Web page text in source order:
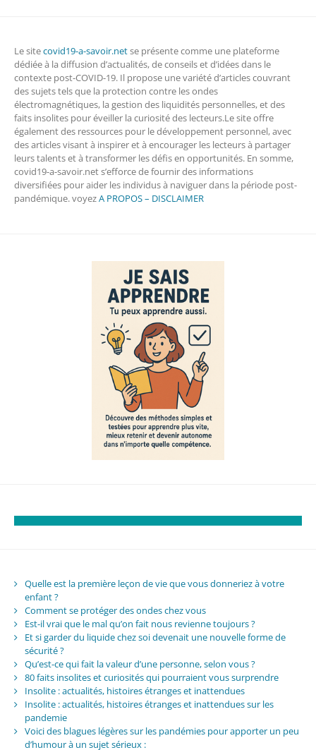
Le sitecovid19-a-savoir.netse présente comme une plateforme
dédiée à la diffusion d’actualités, de conseils et d’idées dans le
contexte post-COVID-19. Il propose une variété d’articles couvrant
des sujets tels que la protection contre les ondes
électromagnétiques, la gestion des liquidités personnelles, et des
faits insolites pour éveiller la curiosité des lecteurs.Le site offre
également des ressources pour le développement personnel, avec
des articles visant à inspirer et à encourager les lecteurs à partager
leurs talents et à transformer les défis en opportunités. En somme,
covid19-a-savoir.net s’efforce de fournir des informations
diversifiées pour aider les individus à naviguer dans la période post-
pandémique. voyezA PROPOS – DISCLAIMER
Quelle est la première leçon de vie que vous donneriez à votre
enfant ?
Comment se protéger des ondes chez vous
Est-il vrai que le mal qu’on fait nous revienne toujours ?
Et si garder du liquide chez soi devenait une nouvelle forme de
sécurité ?
Qu’est-ce qui fait la valeur d’une personne, selon vous ?
80 faits insolites et curiosités qui pourraient vous surprendre
Insolite : actualités, histoires étranges et inattendues
Insolite : actualités, histoires étranges et inattendues sur les
pandemie
Voici des blagues légères sur les pandémies pour apporter un peu
d’humour à un sujet sérieux :